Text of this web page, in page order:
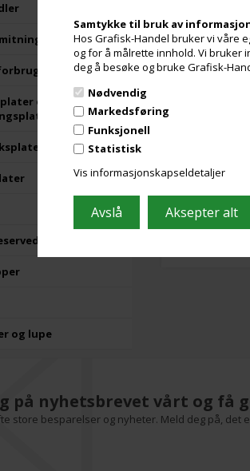
Samtykke til bruk av
Hos Grafisk-Handel bruker vi våre
og for å målrette innhold. Vi
deg å besøke og bruke Grafisk-
Nødvendig
Markedsføring
Funksjonell
Statistisk
Vis informasjonskapseldetaljer
og
og lupe
Phoenix
på nyhetsbrevet vårt og få
store besparelser og nyheter. Meld deg på, det